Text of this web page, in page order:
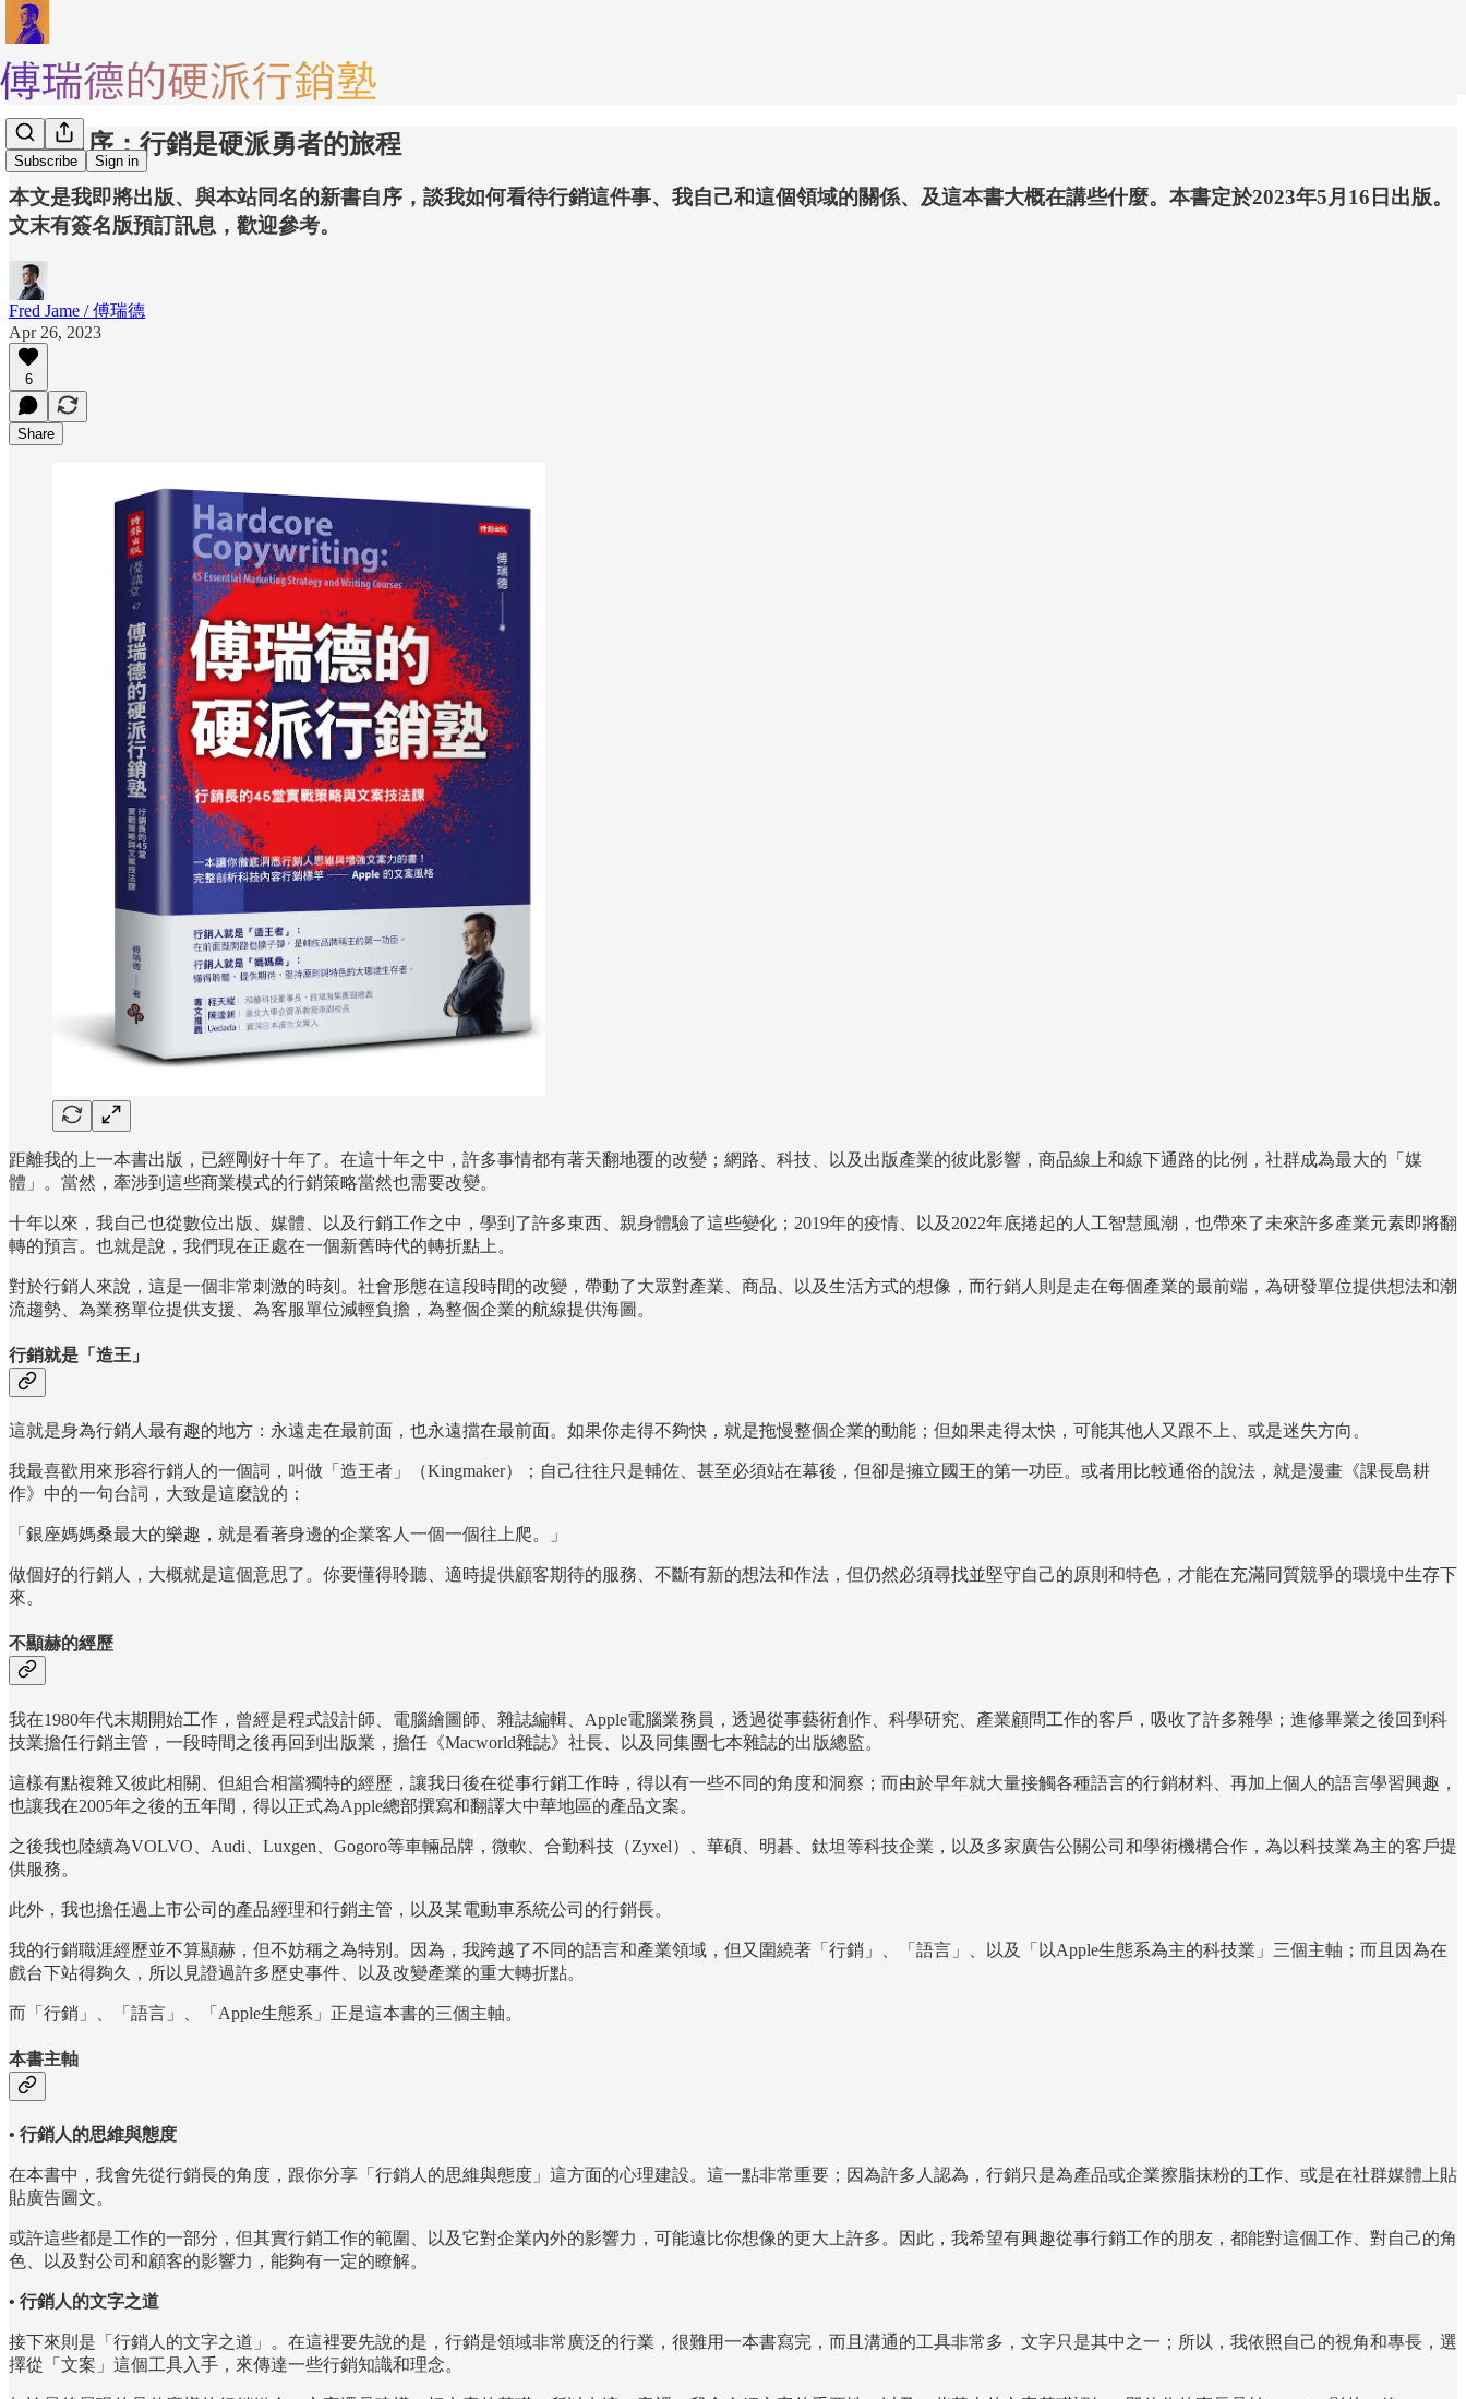
Subscribe Sign in
新書自序：行銷是硬派勇者的旅程
本文是我即將出版、與本站同名的新書自序，談我如何看待行銷這件事、我自己和這個領域的關係、及這本書大概在講些什麼。本書定於2023年5月16日出版。
文末有簽名版預訂訊息，歡迎參考。
Fred Jame / 傅瑞德
Apr 26, 2023
6
Share
距離我的上一本書出版，已經剛好十年了。在這十年之中，許多事情都有著天翻地覆的改變；網路、科技、以及出版產業的彼此影響，商品線上和線下通路的比例，社群成為最大的「媒
體」。當然，牽涉到這些商業模式的行銷策略當然也需要改變。
十年以來，我自己也從數位出版、媒體、以及行銷工作之中，學到了許多東西、親身體驗了這些變化；2019年的疫情、以及2022年底捲起的人工智慧風潮，也帶來了未來許多產業元素即將翻
轉的預言。也就是說，我們現在正處在一個新舊時代的轉折點上。
對於行銷人來說，這是一個非常刺激的時刻。社會形態在這段時間的改變，帶動了大眾對產業、商品、以及生活方式的想像，而行銷人則是走在每個產業的最前端，為研發單位提供想法和潮
流趨勢、為業務單位提供支援、為客服單位減輕負擔，為整個企業的航線提供海圖。
行銷就是「造王」
這就是身為行銷人最有趣的地方：永遠走在最前面，也永遠擋在最前面。如果你走得不夠快，就是拖慢整個企業的動能；但如果走得太快，可能其他人又跟不上、或是迷失方向。
我最喜歡用來形容行銷人的一個詞，叫做「造王者」（Kingmaker）；自己往往只是輔佐、甚至必須站在幕後，但卻是擁立國王的第一功臣。或者用比較通俗的說法，就是漫畫《課長島耕
作》中的一句台詞，大致是這麼說的：
「銀座媽媽桑最大的樂趣，就是看著身邊的企業客人一個一個往上爬。」
做個好的行銷人，大概就是這個意思了。你要懂得聆聽、適時提供顧客期待的服務、不斷有新的想法和作法，但仍然必須尋找並堅守自己的原則和特色，才能在充滿同質競爭的環境中生存下
來。
不顯赫的經歷
我在1980年代末期開始工作，曾經是程式設計師、電腦繪圖師、雜誌編輯、Apple電腦業務員，透過從事藝術創作、科學研究、產業顧問工作的客戶，吸收了許多雜學；進修畢業之後回到科
技業擔任行銷主管，一段時間之後再回到出版業，擔任《Macworld雜誌》社長、以及同集團七本雜誌的出版總監。
這樣有點複雜又彼此相關、但組合相當獨特的經歷，讓我日後在從事行銷工作時，得以有一些不同的角度和洞察；而由於早年就大量接觸各種語言的行銷材料、再加上個人的語言學習興趣，
也讓我在2005年之後的五年間，得以正式為Apple總部撰寫和翻譯大中華地區的產品文案。
之後我也陸續為VOLVO、Audi、Luxgen、Gogoro等車輛品牌，微軟、合勤科技（Zyxel）、華碩、明碁、鈦坦等科技企業，以及多家廣告公關公司和學術機構合作，為以科技業為主的客戶提
供服務。
此外，我也擔任過上市公司的產品經理和行銷主管，以及某電動車系統公司的行銷長。
我的行銷職涯經歷並不算顯赫，但不妨稱之為特別。因為，我跨越了不同的語言和產業領域，但又圍繞著「行銷」、「語言」、以及「以Apple生態系為主的科技業」三個主軸；而且因為在
戲台下站得夠久，所以見證過許多歷史事件、以及改變產業的重大轉折點。
而「行銷」、「語言」、「Apple生態系」正是這本書的三個主軸。
本書主軸
• 行銷人的思維與態度
在本書中，我會先從行銷長的角度，跟你分享「行銷人的思維與態度」這方面的心理建設。這一點非常重要；因為許多人認為，行銷只是為產品或企業擦脂抹粉的工作、或是在社群媒體上貼
貼廣告圖文。
或許這些都是工作的一部分，但其實行銷工作的範圍、以及它對企業內外的影響力，可能遠比你想像的更大上許多。因此，我希望有興趣從事行銷工作的朋友，都能對這個工作、對自己的角
色、以及對公司和顧客的影響力，能夠有一定的瞭解。
• 行銷人的文字之道
接下來則是「行銷人的文字之道」。在這裡要先說的是，行銷是領域非常廣泛的行業，很難用一本書寫完，而且溝通的工具非常多，文字只是其中之一；所以，我依照自己的視角和專長，選
擇從「文案」這個工具入手，來傳達一些行銷知識和理念。